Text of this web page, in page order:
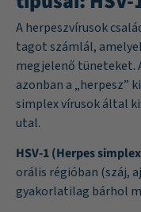
A herpeszvírusok
tagot számlál,
megjelenő tüneteket.
azonban a „herpesz”
simplex vírusok által
utal.
HSV-1 (Herpes
orális régióban (száj,
gyakorlatilag bárhol